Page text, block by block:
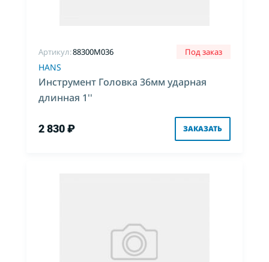
Артикул:88300M036 Под заказ
HANS
Инструмент Головка 36мм ударная
длинная 1''
2 830 ₽ ЗАКАЗАТЬ